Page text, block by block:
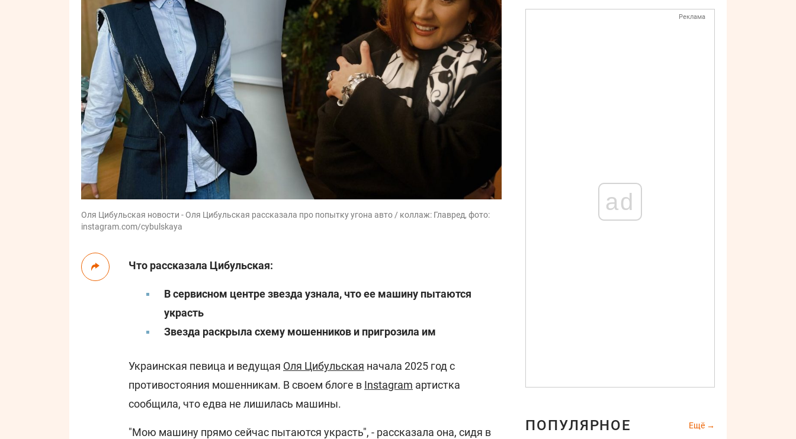
Оля Цибульская новости - Оля Цибульская рассказала про попытку угона авто / коллаж: Главред, фото:
instagram.com/cybulskaya
Что рассказала Цибульская:
В сервисном центре звезда узнала, что ее машину пытаются
украсть
Звезда раскрыла схему мошенников и пригрозила им
Украинская певица и ведущая Оля Цибульская начала 2025 год с
противостояния мошенникам. В своем блоге в Instagram артистка
сообщила, что едва не лишилась машины.
"Мою машину прямо сейчас пытаются украсть", - рассказала она, сидя в
Реклама
ad
ПОПУЛЯРНОЕ Ещё